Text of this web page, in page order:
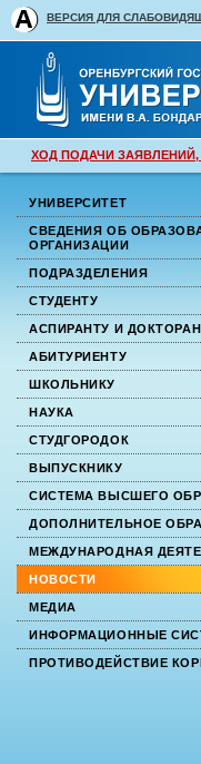
ВЕРСИЯ ДЛЯ
ХОД ПОДАЧИ
УНИВЕРСИТЕТ
СВЕДЕНИЯ ОБ
ОРГАНИЗАЦИИ
ПОДРАЗДЕЛЕНИЯ
СТУДЕНТУ
АСПИРАНТУ И
АБИТУРИЕНТУ
ШКОЛЬНИКУ
НАУКА
СТУДГОРОДОК
ВЫПУСКНИКУ
СИСТЕМА ВЫСШЕГО
ДОПОЛНИТЕЛЬНОЕ
МЕЖДУНАРОДНАЯ
НОВОСТИ
МЕДИА
ИНФОРМАЦИОННЫЕ
ПРОТИВОДЕЙСТВИЕ